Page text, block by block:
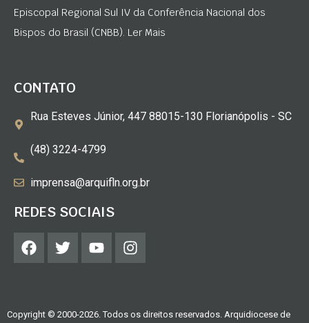
Episcopal Regional Sul IV da Conferência Nacional dos
Bispos do Brasil (CNBB). Ler Mais
CONTATO
Rua Esteves Júnior, 447 88015-130 Florianópolis - SC
(48) 3224-4799
imprensa@arquifln.org.br
REDES SOCIAIS
Copyright © 2000-2026. Todos os direitos reservados. Arquidiocese de